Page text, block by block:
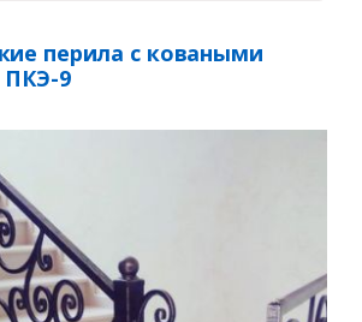
перила с коваными
ПКЭ-9